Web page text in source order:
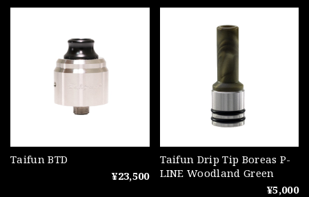
Taifun BTD
¥23,500
Taifun Drip Tip Boreas P-
LINE Woodland Green
¥5,000